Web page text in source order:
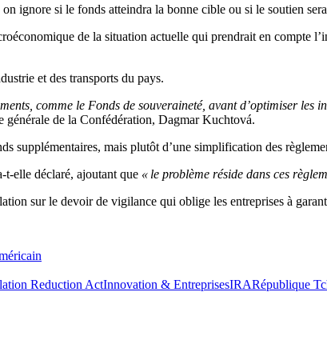
on ignore si le fonds atteindra la bonne cible ou si le soutien
de la situation actuelle qui prendrait en compte
et des transports du pays.
comme le Fonds de souveraineté, avant d’optimiser les
générale de la Confédération, Dagmar Kuchtová.
supplémentaires, mais plutôt d’une simplification des
t-elle déclaré, ajoutant que « le problème réside dans ces
sur le devoir de vigilance qui oblige les entreprises à
Reduction ActInnovation & EntreprisesIRARépublique